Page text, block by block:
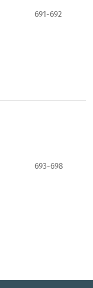
691-692
693-698